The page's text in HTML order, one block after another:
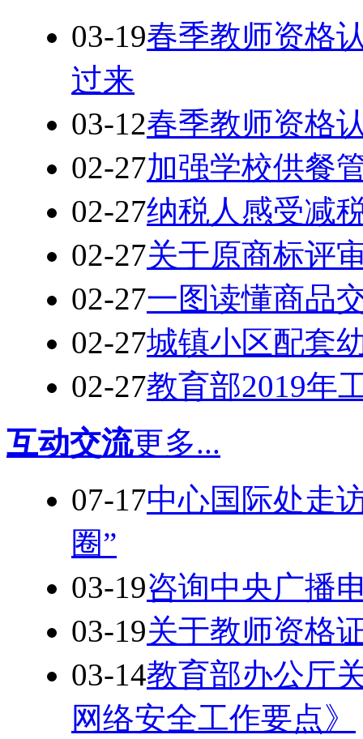
03-19春季教师资格
过来
03-12春季教师资格
02-27加强学校供餐
02-27纳税人感受减
02-27关于原商标评
02-27一图读懂商品
02-27城镇小区配套
02-27教育部2019年
互动交流更多...
07-17中心国际处走
圈”
03-19咨询中央广播
03-19关于教师资格
03-14教育部办公厅
网络安全工作要点》